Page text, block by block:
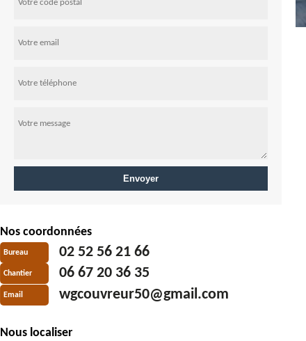
Nos coordonnées
Bureau 02 52 56 21 66
Chantier 06 67 20 36 35
Email wgcouvreur50@gmail.com
Nous localiser